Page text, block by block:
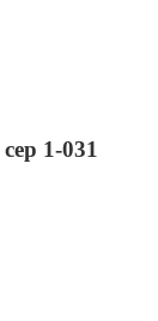
1-031